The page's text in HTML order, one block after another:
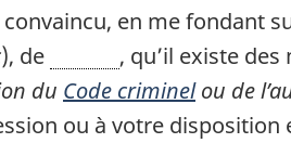
en me fondant
), de
, qu’il existe
du Code criminelou de
ou à votre disposition